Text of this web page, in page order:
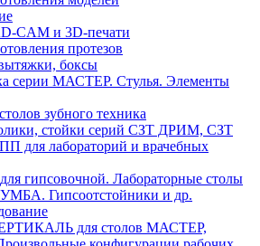
CAM и 3D-печати
протезов
боксы
серии МАСТЕР. Стулья. Элементы
зубного техника
стойки серий СЗТ ДРИМ, СЗТ
лабораторий и врачебных
гипсовочной. Лабораторные столы
Гипсоотстойники и др.
для столов МАСТЕР,